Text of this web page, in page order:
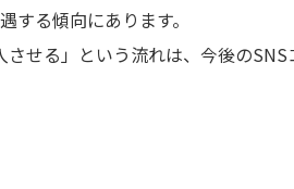
る傾向にあります。
させる」という流れは、今後のSNS